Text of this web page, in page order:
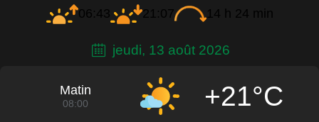
06:43 21:07 14 h 24 min
jeudi, 13 août 2026
Matin
08:00 +21°C